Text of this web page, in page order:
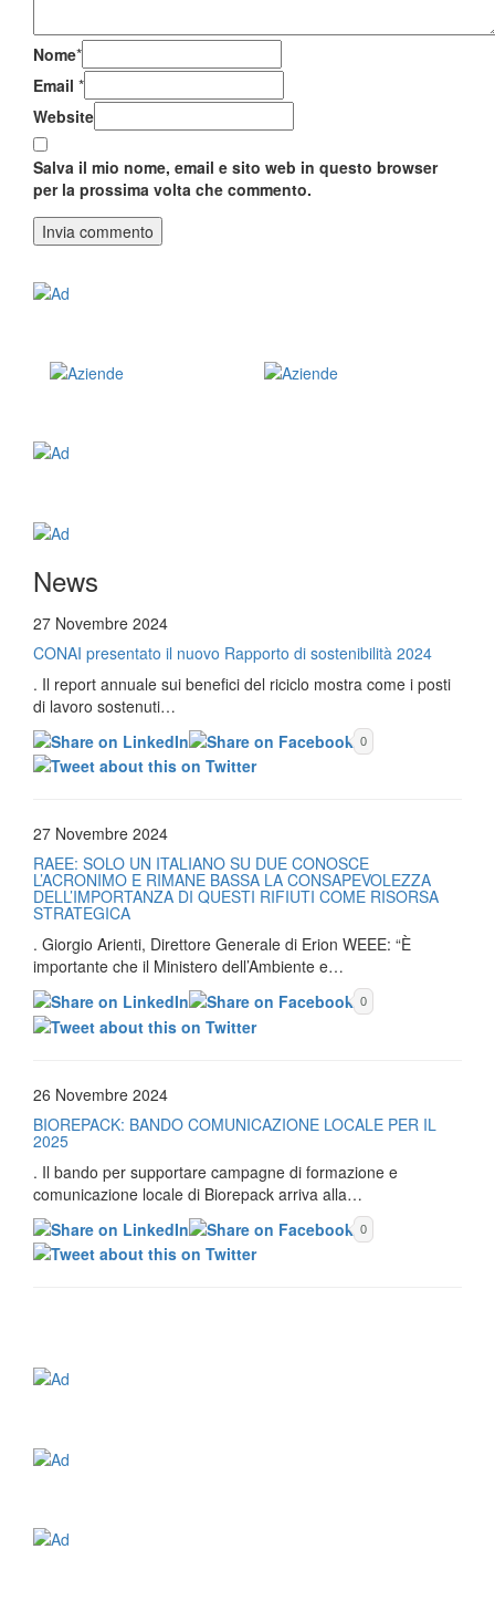
Nome*
Email *
Website
Salva il mio nome, email e sito web in questo browser
per la prossima volta che commento.
News
27 Novembre 2024
CONAI presentato il nuovo Rapporto di sostenibilità 2024
. Il report annuale sui benefici del riciclo mostra come i posti
di lavoro sostenuti…
0
27 Novembre 2024
RAEE: SOLO UN ITALIANO SU DUE CONOSCE
L’ACRONIMO E RIMANE BASSA LA CONSAPEVOLEZZA
DELL’IMPORTANZA DI QUESTI RIFIUTI COME RISORSA
STRATEGICA
. Giorgio Arienti, Direttore Generale di Erion WEEE: “È
importante che il Ministero dell’Ambiente e…
0
26 Novembre 2024
BIOREPACK: BANDO COMUNICAZIONE LOCALE PER IL
2025
. Il bando per supportare campagne di formazione e
comunicazione locale di Biorepack arriva alla…
0